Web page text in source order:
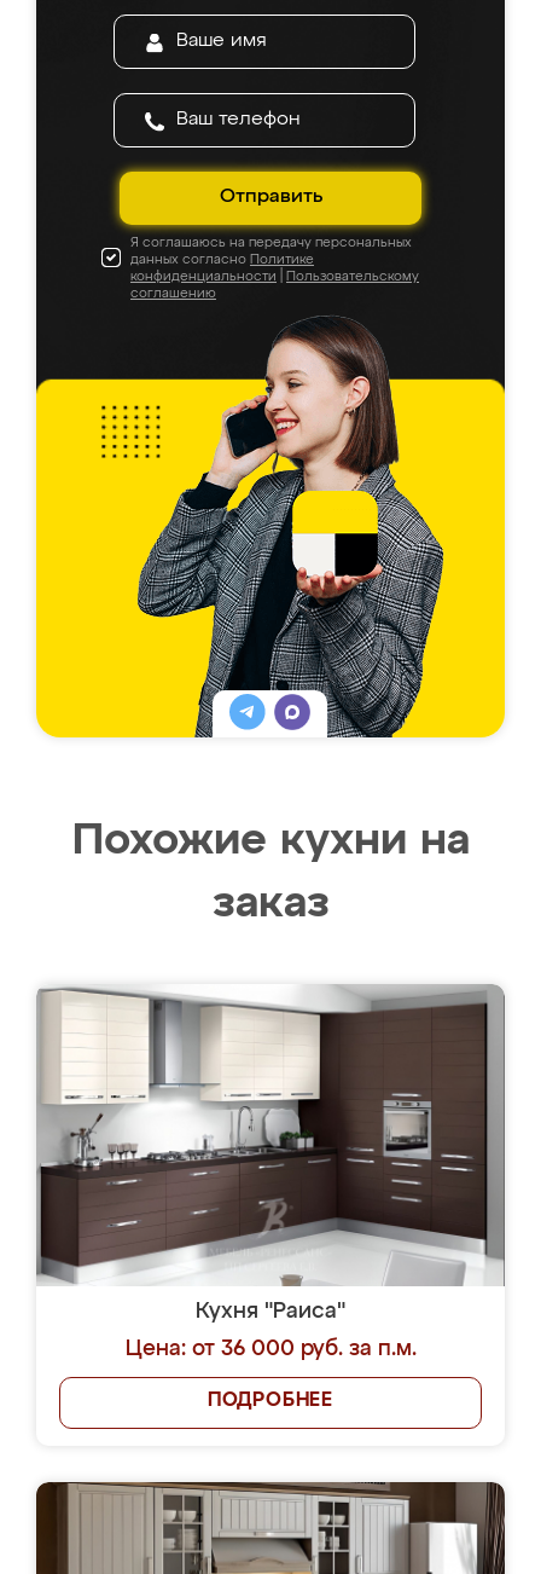
Отправить
Я соглашаюсь на передачу персональных
данных согласно Политике
конфиденциальности
Пользовательскому
соглашению
Похожие кухни на
заказ
Кухня "Раиса"
Цена: от 36 000 руб. за п.м.
ПОДРОБНЕЕ